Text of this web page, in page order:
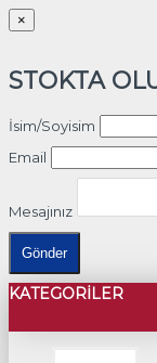
×
STOKTA
İsim/Soyisim
Email
Mesajınız
Gönder
KATEGORILER